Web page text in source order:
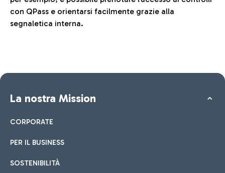
con QPass e orientarsi facilmente grazie alla
segnaletica interna.
La nostra Mission
CORPORATE
PER IL BUSINESS
SOSTENIBILITÀ